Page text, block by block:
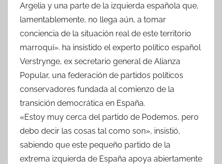
Argelia y una parte de la izquierda española que,
lamentablemente, no llega aún, a tomar
conciencia de la situación real de este territorio
marroquí». ha insistido el experto político español
Verstrynge, ex secretario general de Alianza
Popular, una federación de partidos políticos
conservadores fundada al comienzo de la
transición democrática en España.
«Estoy muy cerca del partido de Podemos, pero
debo decir las cosas tal como son», insistió,
sabiendo que este pequeño partido de la
extrema izquierda de España apoya abiertamente